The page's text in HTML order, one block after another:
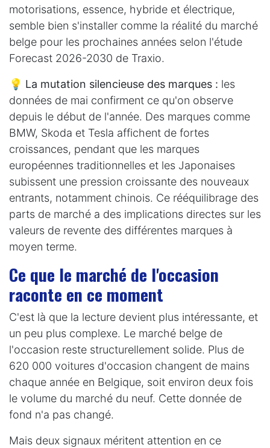
motorisations, essence, hybride et électrique,
semble bien s'installer comme la réalité du marché
belge pour les prochaines années selon l'étude
Forecast 2026-2030 de Traxio.
💡 La mutation silencieuse des marques : les
données de mai confirment ce qu'on observe
depuis le début de l'année. Des marques comme
BMW, Skoda et Tesla affichent de fortes
croissances, pendant que les marques
européennes traditionnelles et les Japonaises
subissent une pression croissante des nouveaux
entrants, notamment chinois. Ce rééquilibrage des
parts de marché a des implications directes sur les
valeurs de revente des différentes marques à
moyen terme.
Ce que le marché de l'occasion
raconte en ce moment
C'est là que la lecture devient plus intéressante, et
un peu plus complexe. Le marché belge de
l'occasion reste structurellement solide. Plus de
620 000 voitures d'occasion changent de mains
chaque année en Belgique, soit environ deux fois
le volume du marché du neuf. Cette donnée de
fond n'a pas changé.
Mais deux signaux méritent attention en ce